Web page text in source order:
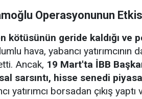
Operasyonunun
kötüsünün geride kaldığı
hava, yabancı
Ancak, 19 Mart'ta İBB
sarsıntı, hisse senedi
yatırımcı borsadan çıkış